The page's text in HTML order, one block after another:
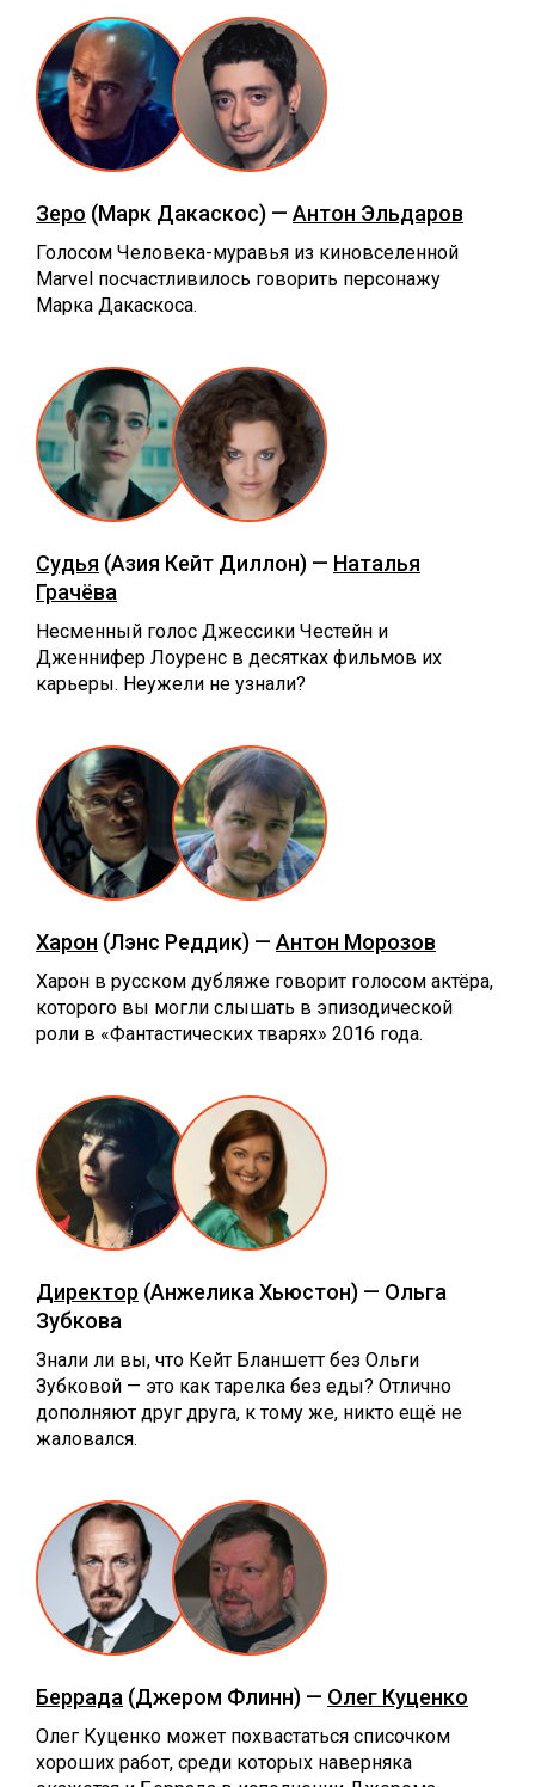
Зеро (Марк Дакаскос) — Антон Эльдаров
Голосом Человека-муравья из киновселенной
Marvel посчастливилось говорить персонажу
Марка Дакаскоса.
Судья (Азия Кейт Диллон) — Наталья
Грачёва
Несменный голос Джессики Честейн и
Дженнифер Лоуренс в десятках фильмов их
карьеры. Неужели не узнали?
Харон (Лэнс Реддик) — Антон Морозов
Харон в русском дубляже говорит голосом актёра,
которого вы могли слышать в эпизодической
роли в «Фантастических тварях» 2016 года.
Директор (Анжелика Хьюстон) — Ольга
Зубкова
Знали ли вы, что Кейт Бланшетт без Ольги
Зубковой — это как тарелка без еды? Отлично
дополняют друг друга, к тому же, никто ещё не
жаловался.
Беррада (Джером Флинн) — Олег Куценко
Олег Куценко может похвастаться списочком
хороших работ, среди которых наверняка